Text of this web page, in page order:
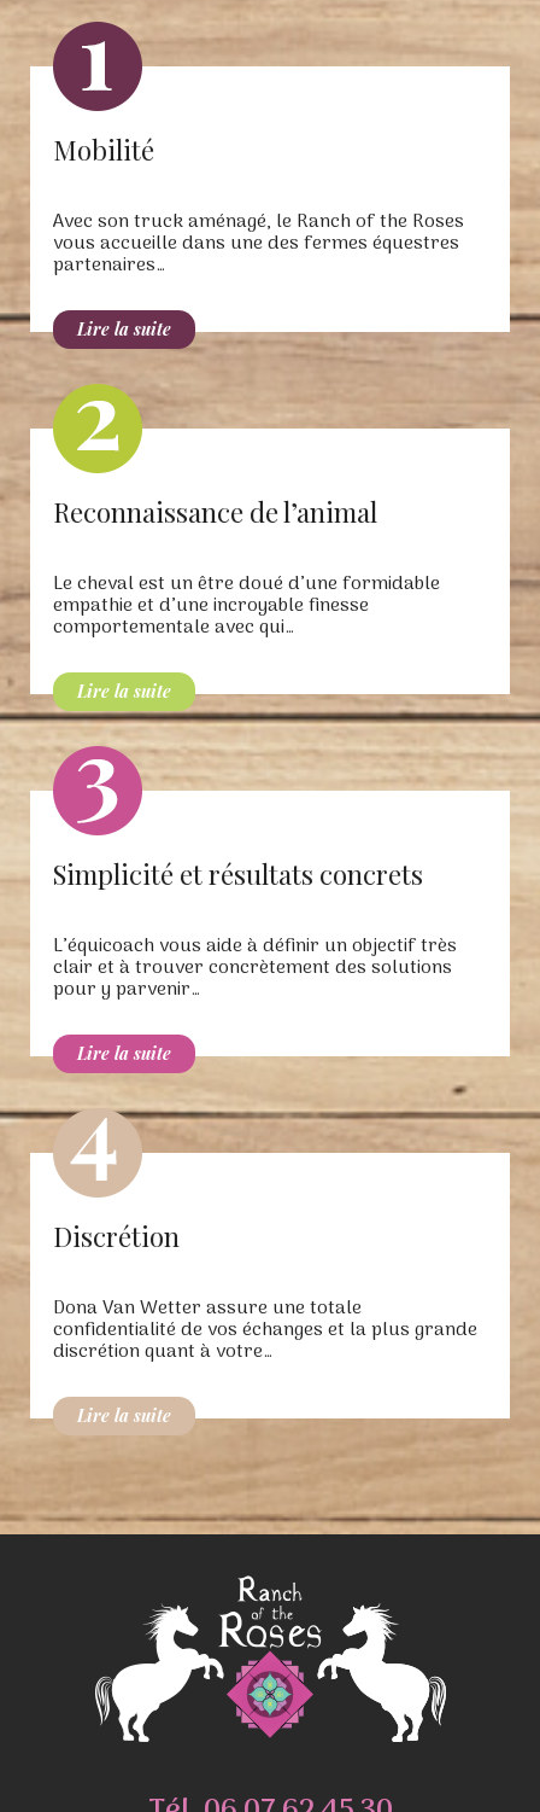
Mobilité
Avec son truck aménagé, le Ranch of the Roses
vous accueille dans une des fermes équestres
partenaires…
Reconnaissance de l’animal
Le cheval est un être doué d’une formidable
empathie et d’une incroyable finesse
comportementale avec qui…
Simplicité et résultats concrets
L’équicoach vous aide à définir un objectif très
clair et à trouver concrètement des solutions
pour y parvenir…
Discrétion
Dona Van Wetter assure une totale
confidentialité de vos échanges et la plus grande
discrétion quant à votre…